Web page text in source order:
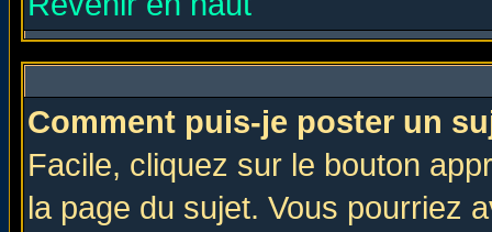
Comment puis-je poster un
Facile, cliquez sur le bouton
la page du sujet. Vous pourriez